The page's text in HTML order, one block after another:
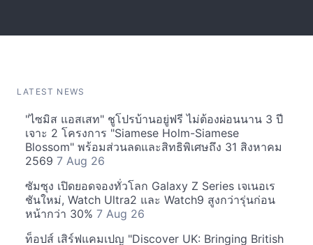
LATEST NEWS
"ไซมิส แอสเสท" ชูโปรบ้านอยู่ฟรี ไม่ต้องผ่อนนาน 3 ปี
เจาะ 2 โครงการ "Siamese Holm-Siamese
Blossom" พร้อมส่วนลดและสิทธิพิเศษถึง 31 สิงหาคม
2569 7 Aug 26
ซัมซุง เปิดยอดจองทั่วโลก Galaxy Z Series เจเนอเร
ชันใหม่, Watch Ultra2 และ Watch9 สูงกว่ารุ่นก่อน
หน้ากว่า 30% 7 Aug 26
ท็อปส์ เสิร์ฟแคมเปญ "Discover UK: Bringing British